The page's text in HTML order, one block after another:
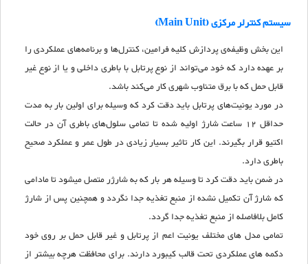
سیستم کنترلر مرکزی (Main Unit)
این بخش وظیفه‌ی پردازش کلیه فرامین، کنترل‌ها و برنامه‌های عملکردی را
بر عهده دارد که خود می‌تواند از نوع پرتابل با باطری داخلی و یا از نوع غیر
قابل حمل که با برق متناوب شهری کار می‌کند باشد.
در مورد یونیت‌های پرتابل باید دقت کرد که وسیله برای اولین بار به مدت
حداقل 12 ساعت شارژ اولیه شده تا تمامی سلول‌های باطری آن در حالت
اکتیو قرار بگیرند. این کار تاثیر بسیار زیادی در طول عمر و عملکرد صحیح
باطری دارد.
در ضمن باید دقت کرد تا وسیله هر بار که به شارژر متصل میشود تا مادامی
که شارژ آن تکمیل نشده از منبع تغذیه جدا نگردد و همچنین پس از شارژ
کامل بلافاصله از منبع تغذیه جدا گردد.
تمامی مدل های مختلف یونیت اعم از پرتابل و غیر قابل حمل بر روی خود
دکمه های عملکردی تحت قالب کیبورد دارند. برای محافظت هرچه بیشتر از